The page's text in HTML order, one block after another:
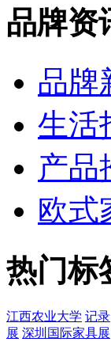
品牌资
品牌
生活
产品
欧式
热门标
江西农业大学 记录
展 深圳国际家具展